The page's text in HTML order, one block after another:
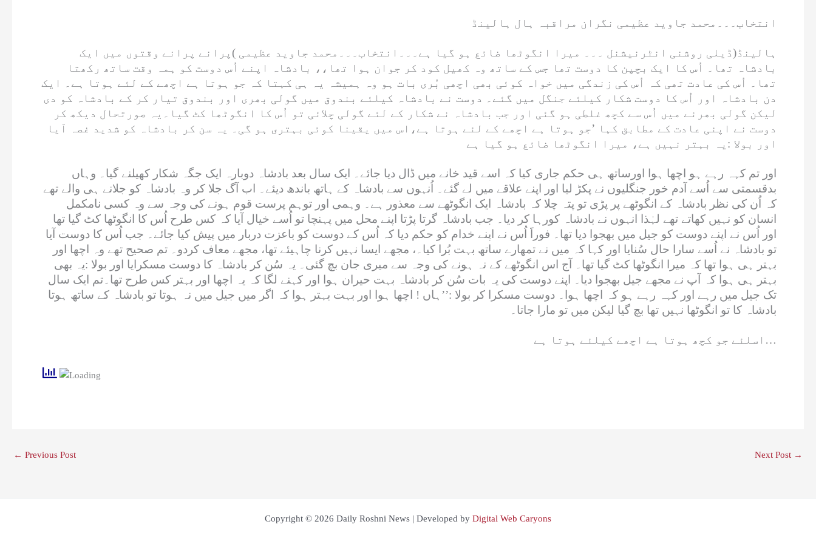
انتخاب۔۔۔محمد جاوید عظیمی نگران مراقبہ ہال ہالینڈ
ہالینڈ(ڈیلی روشنی انٹرنیشنل ۔۔۔ میرا انگوٹھا ضائع ہو گیا ہے۔۔۔انتخاب۔۔۔محمد جاوید عظیمی )پرانے پرانے وقتوں میں ایک
بادشاہ تھا۔ اُس کا ایک بچپن کا دوست تھا جس کے ساتھ وہ کھیل کود کر جوان ہوا تھا،، بادشاہ اپنے اُس دوست کو ہمہ وقت ساتھ رکھتا
تھا۔ اُس کی عادت تھی کہ اُس کی زندگی میں خواہ کوئی بھی اچھی بُری بات ہو وہ ہمیشہ یہ ہی کہتا کہ جو ہوتا ہے اچھے کے لئے ہوتا ہے۔ ایک
دن بادشاہ اور اُس کا دوست شکار کیلئے جنگل میں گئے۔ دوست نے بادشاہ کیلئے بندوق میں گولی بھری اور بندوق تیار کر کے بادشاہ کو دی
لیکن گولی بھرنے میں اُس سے کچھ غلطی ہو گئی اور جب بادشاہ نے شکار کے لئے گولی چلائی تو اُس کا انگوٹھا کٹ گیا۔یہ صورتحال دیکھ کر
دوست نے اپنی عادت کے مطابق کہا ’جو ہوتا ہے اچھے کے لئے ہوتا ہے،اس میں یقینا کوئی بہتری ہو گی۔ یہ سن کر بادشاہ کو شدید غصہ آیا
اور بولا :یہ بہتر نہیں ہے، میرا انگوٹھا ضائع ہو گیا ہے
اور تم کہہ رہے ہو اچھا ہوا اورساتھ ہی حکم جاری کیا کہ اسے قید خانے میں ڈال دیا جائے۔ ایک سال بعد بادشاہ دوبارہ ایک جگہ شکار کھیلنے گیا۔ وہاں
بدقسمتی سے اُسے آدم خور جنگلیوں نے پکڑ لیا اور اپنے علاقے میں لے گئے۔ اُنہوں سے بادشاہ کے ہاتھ باندھ دیئے۔ اب آگ جلا کر وہ بادشاہ کو جلانے ہی والے تھے
کہ اُن کی نظر بادشاہ کے انگوٹھے پر پڑی تو پتہ چلا کہ بادشاہ ایک انگوٹھے سے معذور ہے۔ وہمی اور توہم پرست قوم ہونے کی وجہ سے وہ کسی نامکمل
انسان کو نہیں کھاتے تھے لہٰذا انہوں نے بادشاہ کورہا کر دیا۔ جب بادشاہ گرتا پڑتا اپنے محل میں پہنچا تو اُسے خیال آیا کہ کس طرح اُس کا انگوٹھا کٹ گیا تھا
اور اُس نے اپنے دوست کو جیل میں بھجوا دیا تھا۔ فوراََ اُس نے اپنے خدام کو حکم دیا کہ اُس کے دوست کو باعزت دربار میں پیش کیا جائے۔ جب اُس کا دوست آیا
تو بادشاہ نے اُسے سارا حال سُنایا اور کہا کہ میں نے تمھارے ساتھ بہت بُرا کیا۔، مجھے ایسا نہیں کرنا چاہیئے تھا، مجھے معاف کردو۔ تم صحیح تھے وہ اچھا اور
بہتر ہی ہوا تھا کہ میرا انگوٹھا کٹ گیا تھا۔ آج اس انگوٹھے کے نہ ہونے کی وجہ سے میری جان بچ گئی۔ یہ سُن کر بادشاہ کا دوست مسکرایا اور بولا :یہ بھی
بہتر ہی ہوا کہ آپ نے مجھے جیل بھجوا دیا۔ اپنے دوست کی یہ بات سُن کر بادشاہ بہت حیران ہوا اور کہنے لگا کہ یہ اچھا اور بہتر کس طرح تھا۔تم ایک سال
تک جیل میں رہے اور کہہ رہے ہو کہ اچھا ہوا۔ دوست مسکرا کر بولا :’’ہاں ! اچھا ہوا اور بہت بہتر ہوا کہ اگر میں جیل میں نہ ہوتا تو بادشاہ کے ساتھ ہوتا
بادشاہ کا تو انگوٹھا نہیں تھا بچ گیا لیکن میں تو مارا جاتا۔
اسلئے جو کچھ ہوتا ہے اچھے کیلئے ہوتا ہے…
← Previous Post Next Post →
Copyright © 2026 Daily Roshni News | Developed by Digital Web Caryons